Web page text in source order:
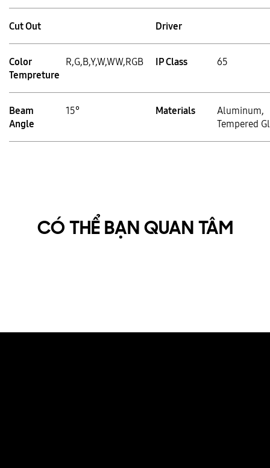
Cut Out Driver
Color
Tempreture
R,G,B,Y,W,WW,RGB IP Class 65
Beam
Angle
15° Materials
Aluminum,
Tempered
CÓ THỂ BẠN QUAN TÂM